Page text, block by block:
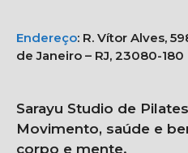
Endereço: R. Vítor Alves,
de Janeiro – RJ, 23080-180
Sarayu Studio de
Movimento, saúde e
corpo e mente.